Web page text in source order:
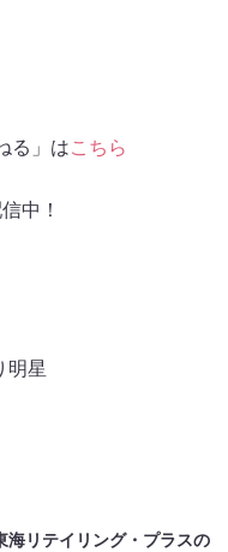
る」はこちら
中！
明星
海リテイリング・プラスの